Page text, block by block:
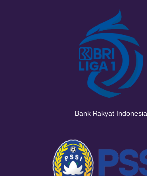
Bank Rakyat Indonesia